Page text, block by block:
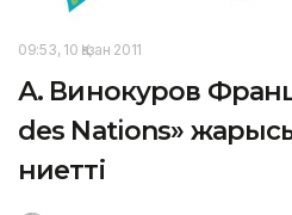
09:53, 10 Қазан 2011
А. Винокуров
des Nations»
ниетті